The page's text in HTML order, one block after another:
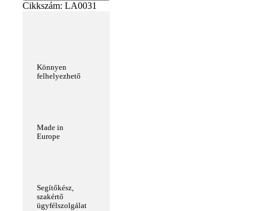
Cikkszám: LA0031
Könnyen
felhelyezhető
Made in
Europe
Segítőkész,
szakértő
ügyfélszolgálat